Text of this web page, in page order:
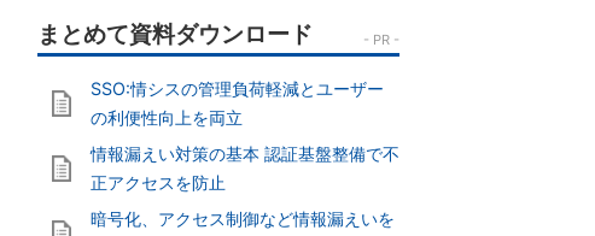
SSO:情シスの管理負荷軽減とユーザー
の利便性向上を両立
情報漏えい対策の基本 認証基盤整備で不
正アクセスを防止
暗号化、アクセス制御など情報漏えいを